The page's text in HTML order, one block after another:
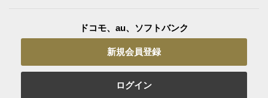
ドコモ、au、ソフトバンク
新規会員登録
ログイン